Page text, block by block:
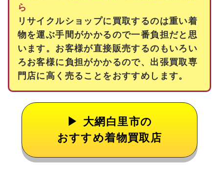
ら
リサイクルショップに買取するのは重い着
物を運ぶ手間がかかるので一番負担だと思
います。お客様が直接販売するのもいろい
ろお客様に負担がかかるので、出張買取専
門店に高く売ることをおすすめします。
大網白里市の
おすすめ着物買取店